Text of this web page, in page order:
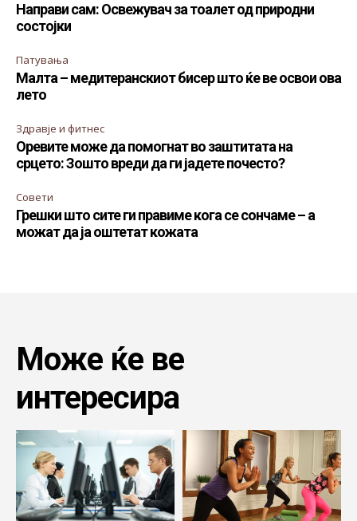
Направи сам: Освежувач за тоалет од природни
состојки
Патувања
Малта – медитеранскиот бисер што ќе ве освои ова
лето
Здравје и фитнес
Оревите може да помогнат во заштитата на
срцето: Зошто вреди да ги јадете почесто?
Совети
Грешки што сите ги правиме кога се сончаме – а
можат да ја оштетат кожата
Може ќе ве
интересира